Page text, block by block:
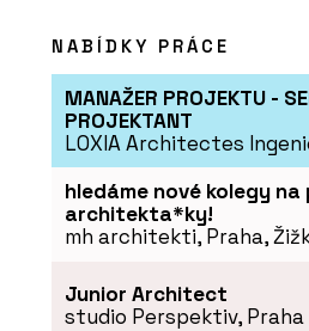
NABÍDKY PRÁCE
MANAŽER PROJEKTU -
PROJEKTANT
LOXIA Architectes
hledáme nové kolegy na
architekta*ky!
mh architekti, Praha,
Junior Architect
studio Perspektiv, Praha